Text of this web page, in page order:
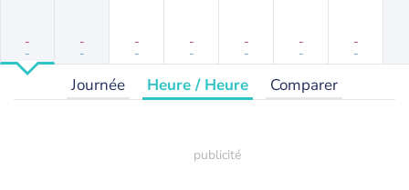
-
-
-
-
-
-
-
-
-
-
-
-
-
-
Journée Heure / Heure Comparer